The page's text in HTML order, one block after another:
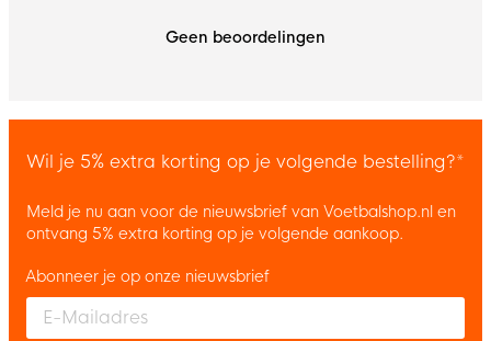
Geen beoordelingen
Wil je 5% extra korting op je volgende bestelling?*
Meld je nu aan voor de nieuwsbrief van Voetbalshop.nl en
ontvang 5% extra korting op je volgende aankoop.
Enter your email and accept the privacy policy to subscribe to
Abonneer je op onze nieuwsbrief